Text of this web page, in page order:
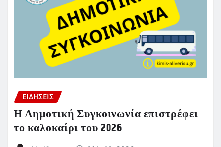
ΕΙΔΗΣΕΙΣ
Η Δημοτική Συγκοινωνία επιστρέφει
το καλοκαίρι του 2026